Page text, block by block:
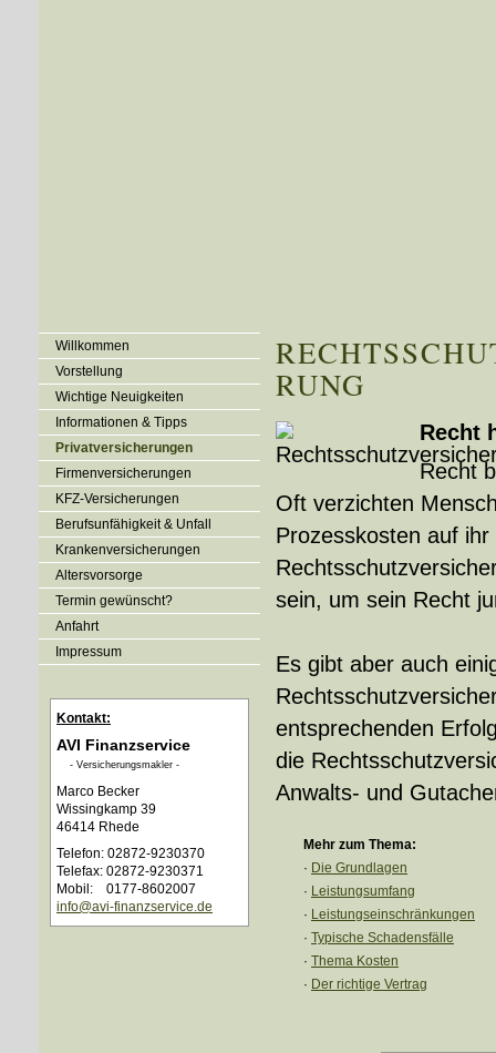
Willkommen
Vorstellung
Wichtige Neuigkeiten
Informationen & Tipps
Privatversicherungen
Firmenversicherungen
KFZ-Versicherungen
Berufsunfähigkeit & Unfall
Kranken­ver­si­che­rungen
Alters­vorsorge
Termin gewünscht?
Anfahrt
Impressum
Kontakt:
AVI Finanzservice
- Ver­sicherungs­makler -
Marco Becker
Wissingkamp 39
46414 Rhede
Telefon: 02872-9230370
Telefax: 02872-9230371
Mobil: 0177-8602007
info@avi-finanzservice.de
RUNG
Recht
Recht
Oft verzichten
Prozesskosten auf
sein, um sein Recht
Es gibt aber auch
entsprechenden
die
Anwalts- und
Mehr zum Thema:
· Die Grundlagen
· Leistungsumfang
· Leistungseinschränkungen
· Typische Schadensfälle
· Thema Kosten
· Der richtige Vertrag